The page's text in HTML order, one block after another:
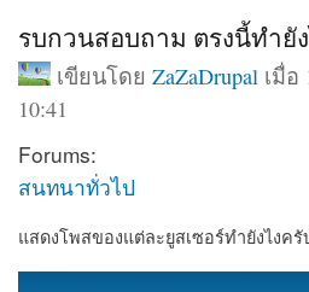
รบกวนสอบถาม ตรงนี้ทำยั
เขียนโดย ZaZaDrupal เมื่อ
10:41
Forums:
สนทนาทั่วไป
แสดงโพสของแต่ละยูสเซอร์ทำยังไงค